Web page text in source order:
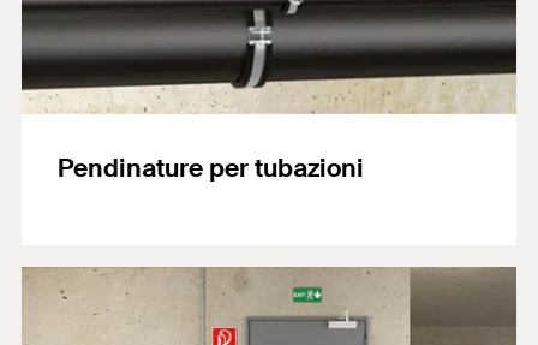
Pendinature per tubazioni